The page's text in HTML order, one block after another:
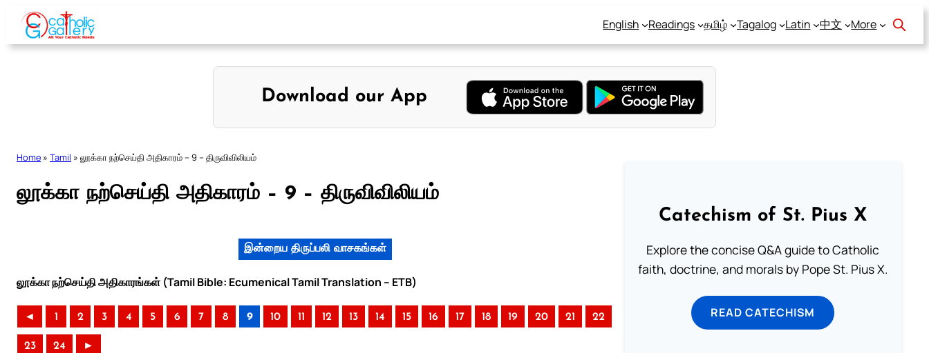
Skip
content
English Readings தமிழ் Tagalog Latin 中文 More
Download our App
Home » Tamil » லூக்கா நற்செய்தி அதிகாரம் – 9 – திருவிவிலியம்
லூக்கா நற்செய்தி அதிகாரம் – 9 – திருவிவிலியம்
இன்றைய திருப்பலி வாசகங்கள்
லூக்கா நற்செய்தி அதிகாரங்கள் (Tamil Bible: Ecumenical Tamil Translation – ETB)
◄ 1 2 3 4 5 6 7 8 9 10 11 12 13 14 15 16 17 18 19 20 21 22
23 24 ►
Catechism of St. Pius X
Explore the concise Q&A guide to Catholic
faith, doctrine, and morals by Pope St. Pius X.
READ CATECHISM